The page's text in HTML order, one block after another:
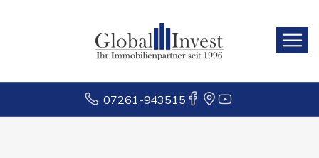
07261-943515